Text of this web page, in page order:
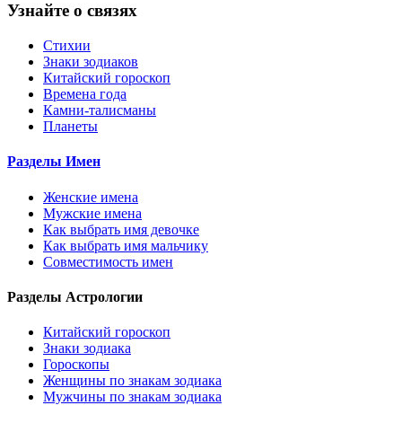
Узнайте о связях
Стихии
Знаки зодиаков
Китайский гороскоп
Времена года
Камни-талисманы
Планеты
Разделы Имен
Женские имена
Мужские имена
Как выбрать имя девочке
Как выбрать имя мальчику
Совместимость имен
Разделы Астрологии
Китайский гороскоп
Знаки зодиака
Гороскопы
Женщины по знакам зодиака
Мужчины по знакам зодиака